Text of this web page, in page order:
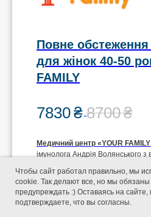
Чекапы Скидки
Повне обстеження
для жінок 40-50
FAMILY
7830₴ 8700₴
Медичний центр «YOUR
імунолога Андрія Волянського з
📍 вул. Кооперативна, 30 (Майдан
Чтобы сайт работал правильно, мы
cookie. Так делают все, но мы обязаны
предупреждать :) Оставаясь на сайте,
подтверждаете, что вы согласны.